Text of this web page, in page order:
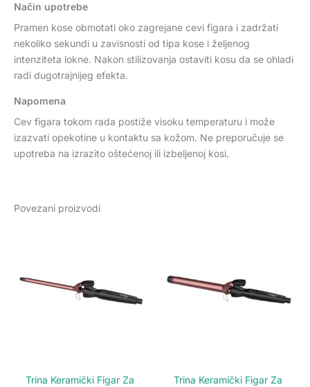
Način upotrebe
Pramen kose obmotati oko zagrejane cevi figara i zadržati
nekoliko sekundi u zavisnosti od tipa kose i željenog
intenziteta lokne. Nakon stilizovanja ostaviti kosu da se ohladi
radi dugotrajnijeg efekta.
Napomena
Cev figara tokom rada postiže visoku temperaturu i može
izazvati opekotine u kontaktu sa kožom. Ne preporučuje se
upotreba na izrazito oštećenoj ili izbeljenoj kosi.
Povezani proizvodi
Trina Keramički Figar Za
Trina Keramički Figar Za